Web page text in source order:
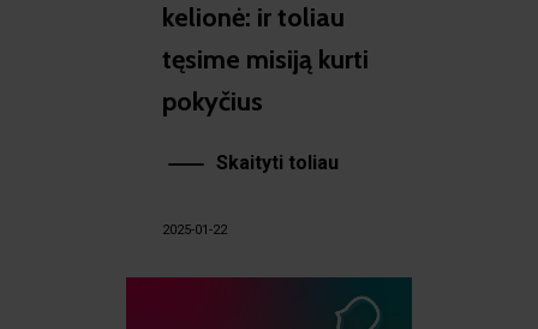
kelionė: ir toliau
tęsime misiją kurti
pokyčius
Skaityti toliau
2025-01-22